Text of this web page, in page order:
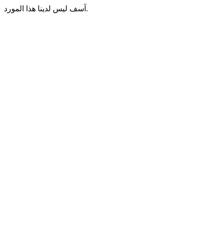
آسف ليس لدينا هذا المورد.